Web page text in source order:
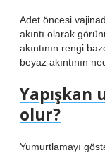
Adet öncesi
akıntı olarak
akıntının rengi
beyaz akıntının
Yapışkan
olur?
Yumurtlamayı